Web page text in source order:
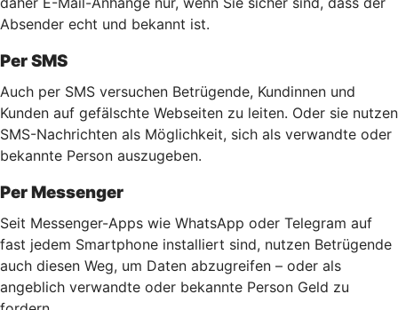
Absender echt und bekannt ist.
Per SMS
Auch per SMS versuchen Betrügende, Kundinnen und
Kunden auf gefälschte Webseiten zu leiten. Oder sie nutzen
SMS-Nachrichten als Möglichkeit, sich als verwandte oder
bekannte Person auszugeben.
Per Messenger
Seit Messenger-Apps wie WhatsApp oder Telegram auf
fast jedem Smartphone installiert sind, nutzen Betrügende
auch diesen Weg, um Daten abzugreifen – oder als
angeblich verwandte oder bekannte Person Geld zu